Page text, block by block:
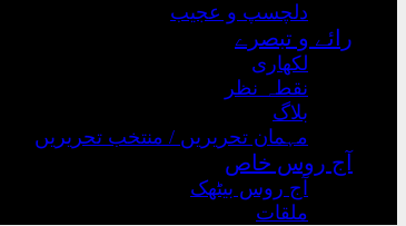
دلچسپ و عجیب
رائے و تبصرے
لکھاری
نقطہ نظر
بلاگ
مہمان تحریریں / منتخب تحریریں
آج روس خاص
آج روس بیٹھک
ملقات